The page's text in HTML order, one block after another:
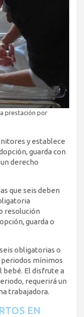
prestación por
y establece
guarda con
derecho
que seis deben
resolución
guarda o
obligatorias o
mínimos
El disfrute a
requerirá un
trabajadora.
EN